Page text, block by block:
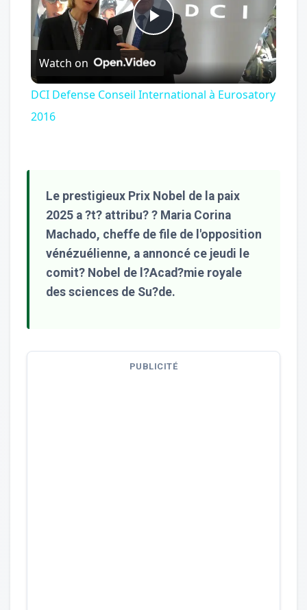
Play
Video
Watch on
DCI Defense Conseil International à Eurosatory
2016
Le prestigieux Prix Nobel de la paix
2025 a ?t? attribu? ? Maria Corina
Machado, cheffe de file de l'opposition
vénézuélienne, a annoncé ce jeudi le
comit? Nobel de l?Acad?mie royale
des sciences de Su?de.
PUBLICITÉ